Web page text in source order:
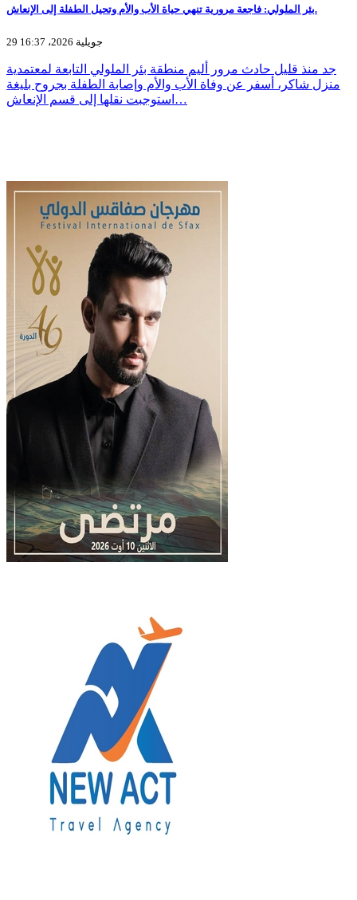
بئر الملولي: فاجعة مرورية تنهي حياة الأب والأم وتحيل الطفلة إلى الإنعاش.
29 جويلية 2026، 16:37
جد منذ قليل حادث مرور أليم منطقة بئر الملولي التابعة لمعتمدية
منزل شاكر، أسفر عن وفاة الأب والأم وإصابة الطفلة بجروح بليغة
استوجبت نقلها إلى قسم الإنعاش…